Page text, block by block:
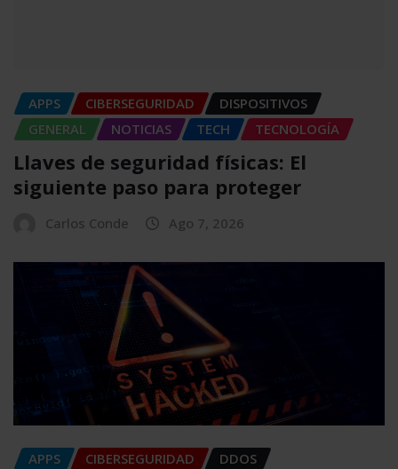
APPS CIBERSEGURIDAD
DISPOSITIVOS
GENERAL
NOTICIAS TECH TECNOLOGÍA
Llaves de seguridad físicas: El
siguiente paso para proteger
Carlos Conde Ago 7, 2026
APPS CIBERSEGURIDAD
DDOS